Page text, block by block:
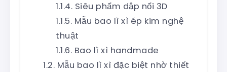
Siêu phẩm dập nổi 3D
Mẫu bao lì xì ép kim nghệ
thuật
Bao lì xì handmade
Mẫu bao lì xì đặc biệt nhờ thiết